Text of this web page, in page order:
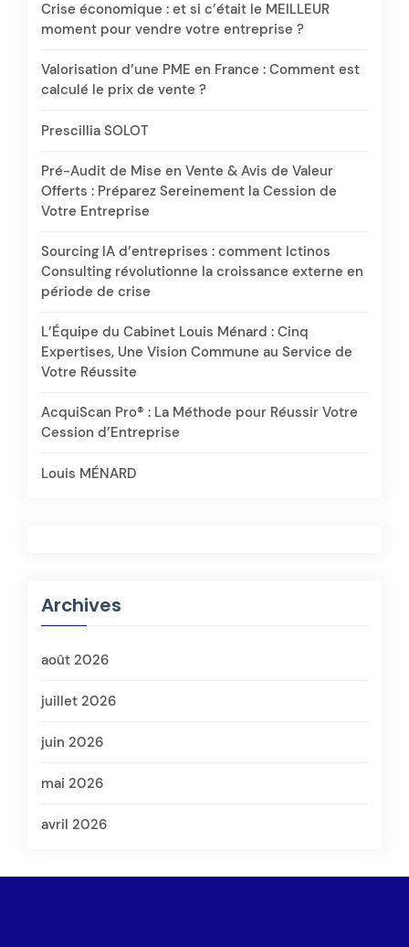
Crise économique : et si c’était le MEILLEUR
moment pour vendre votre entreprise ?
Valorisation d’une PME en France : Comment est
calculé le prix de vente ?
Prescillia SOLOT
Pré-Audit de Mise en Vente & Avis de Valeur
Offerts : Préparez Sereinement la Cession de
Votre Entreprise
Sourcing IA d’entreprises : comment Ictinos
Consulting révolutionne la croissance externe en
période de crise
L’Équipe du Cabinet Louis Ménard : Cinq
Expertises, Une Vision Commune au Service de
Votre Réussite
AcquiScan Pro® : La Méthode pour Réussir Votre
Cession d’Entreprise
Louis MÉNARD
Archives
août 2026
juillet 2026
juin 2026
mai 2026
avril 2026